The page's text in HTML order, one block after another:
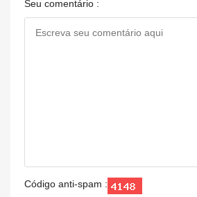
Seu comentário :
Código anti-spam :